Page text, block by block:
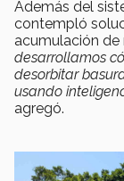
Además del
contempló
acumulación de
desarrollamos
desorbitar
usando
agregó.